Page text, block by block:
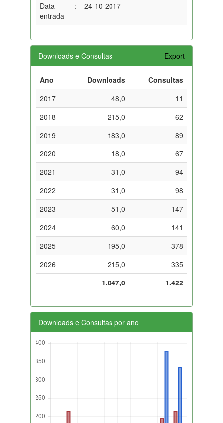
Data
entrada
: 24-10-2017
Downloads e Consultas Export
Ano Downloads
Consultas
2017
48,0
11
2018
215,0
62
2019
183,0
89
2020
18,0
67
2021
31,0
94
2022
31,0
98
2023
51,0
147
2024
60,0
141
2025
195,0
378
2026
215,0
335
1.047,0
1.422
Downloads e Consultas por ano